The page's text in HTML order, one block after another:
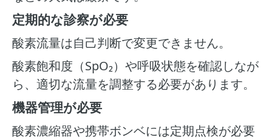
定期的な診察が必要
酸素流量は自己判断で変更できません。
酸素飽和度（SpO₂）や呼吸状態を確認しなが
ら、適切な流量を調整する必要があります。
機器管理が必要
酸素濃縮器や携帯ボンベには定期点検が必要